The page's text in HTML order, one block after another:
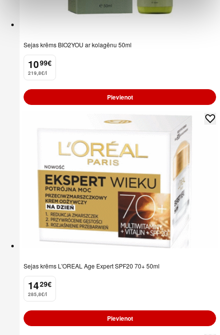
Sejas krēms BIO2YOU ar kolagēnu 50ml
10
. 99€
219,8€/l
Pievienot
Sejas krēms L'OREAL Age Expert SPF20 70+ 50ml
14
. 29€
285,8€/l
Pievienot